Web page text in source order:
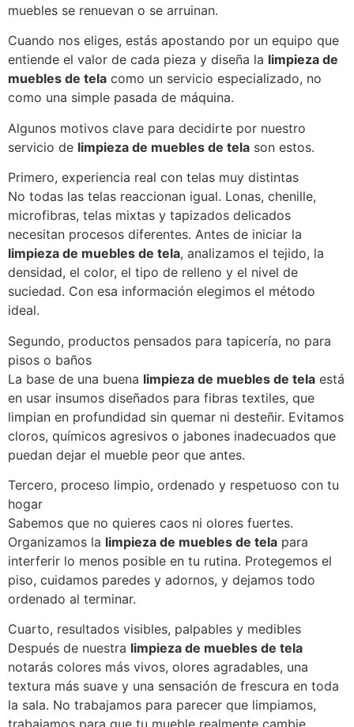
muebles se renuevan o se arruinan.
Cuando nos eliges, estás apostando por un equipo que
entiende el valor de cada pieza y diseña la limpieza de
muebles de tela como un servicio especializado, no
como una simple pasada de máquina.
Algunos motivos clave para decidirte por nuestro
servicio de limpieza de muebles de tela son estos.
Primero, experiencia real con telas muy distintas
No todas las telas reaccionan igual. Lonas, chenille,
microfibras, telas mixtas y tapizados delicados
necesitan procesos diferentes. Antes de iniciar la
limpieza de muebles de tela, analizamos el tejido, la
densidad, el color, el tipo de relleno y el nivel de
suciedad. Con esa información elegimos el método
ideal.
Segundo, productos pensados para tapicería, no para
pisos o baños
La base de una buena limpieza de muebles de tela está
en usar insumos diseñados para fibras textiles, que
limpian en profundidad sin quemar ni desteñir. Evitamos
cloros, químicos agresivos o jabones inadecuados que
puedan dejar el mueble peor que antes.
Tercero, proceso limpio, ordenado y respetuoso con tu
hogar
Sabemos que no quieres caos ni olores fuertes.
Organizamos la limpieza de muebles de tela para
interferir lo menos posible en tu rutina. Protegemos el
piso, cuidamos paredes y adornos, y dejamos todo
ordenado al terminar.
Cuarto, resultados visibles, palpables y medibles
Después de nuestra limpieza de muebles de tela
notarás colores más vivos, olores agradables, una
textura más suave y una sensación de frescura en toda
la sala. No trabajamos para parecer que limpiamos,